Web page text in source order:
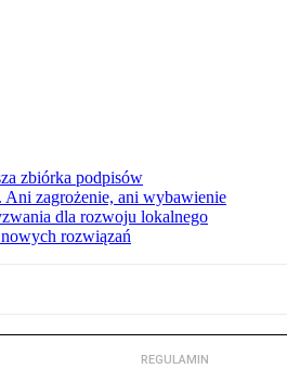
zbiórka podpisów
zagrożenie, ani wybawienie
dla rozwoju lokalnego
rozwiązań
REGULAMIN